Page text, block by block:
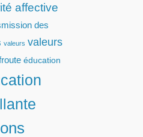
affective
des
valeurs valeurs
éducation